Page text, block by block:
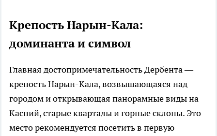
Крепость Нарын-Кала:
доминанта и символ
Главная достопримечательность Дербента —
крепость Нарын-Кала, возвышающаяся над
городом и открывающая панорамные виды на
Каспий, старые кварталы и горные склоны. Это
место рекомендуется посетить в первую